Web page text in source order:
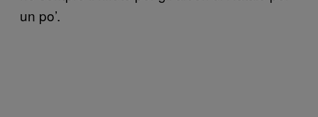
un po’.